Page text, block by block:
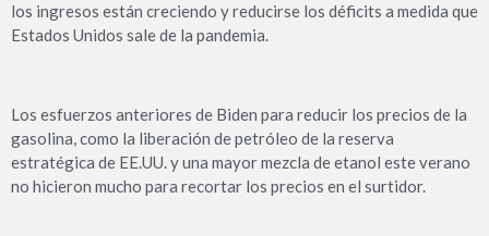
los ingresos están creciendo y reducirse los déficits a medida que
Estados Unidos sale de la pandemia.
Los esfuerzos anteriores de Biden para reducir los precios de la
gasolina, como la liberación de petróleo de la reserva
estratégica de EE.UU. y una mayor mezcla de etanol este verano
no hicieron mucho para recortar los precios en el surtidor.